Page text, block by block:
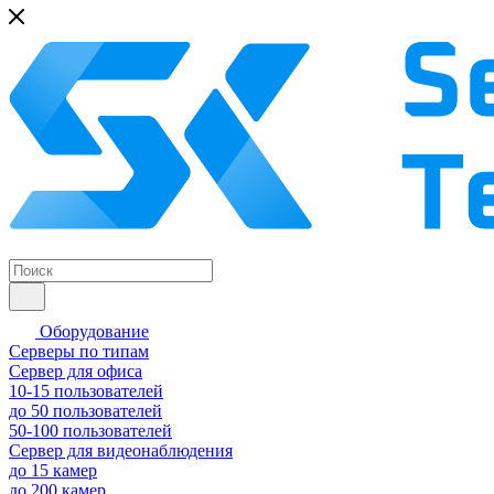
Оборудование
Серверы по типам
Сервер для офиса
10-15 пользователей
до 50 пользователей
50-100 пользователей
Сервер для видеонаблюдения
до 15 камер
до 200 камер